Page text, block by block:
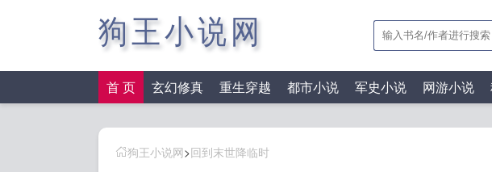
狗王小说网
首 页 玄幻修真 重生穿越 都市小说 军史小说 网游小说
狗王小说网>回到末世降临时